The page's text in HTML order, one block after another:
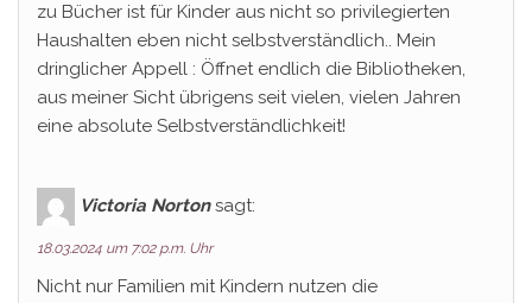
zu Bücher ist für Kinder aus nicht so privilegierten
Haushalten eben nicht selbstverständlich.. Mein
dringlicher Appell : Öffnet endlich die Bibliotheken,
aus meiner Sicht übrigens seit vielen, vielen Jahren
eine absolute Selbstverständlichkeit!
Victoria Norton sagt:
18.03.2024 um 7:02 p.m. Uhr
Nicht nur Familien mit Kindern nutzen die